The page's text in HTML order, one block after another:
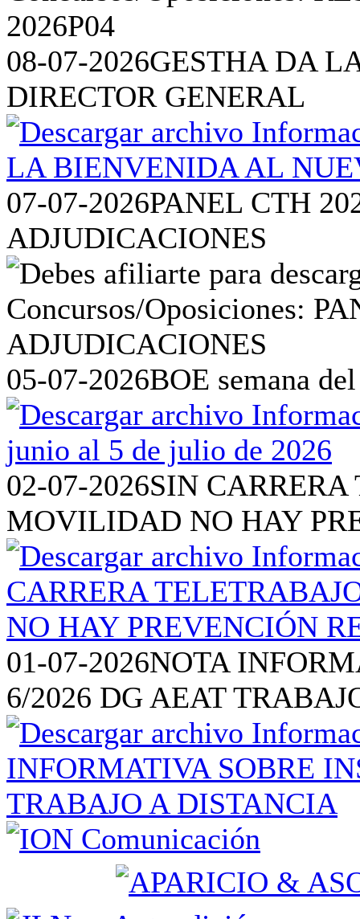
08-07-2026GESTHA DA
DIRECTOR GENERAL
07-07-2026PANEL CTH
ADJUDICACIONES
05-07-2026BOE semana
02-07-2026SIN
MOVILIDAD NO HAY
01-07-2026NOTA
6/2026 DG AEAT